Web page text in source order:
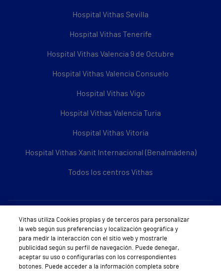
Hospital Vithas Sevilla
Hospital Vithas Tenerife
Hospital Vithas Valencia 9 de Octubre
Hospital Vithas Valencia Consuelo
Hospital Vithas Vigo
Hospital Vithas Valencia Turia
Hospital Vithas Vitoria
Hospital Vithas Xanit Internacional (Benalmádena)
Todos los centros Vithas
Sobre Vithas
Quiénes somos
Trabajar en Vithas
Vithas utiliza Cookies propias y de terceros para personalizar
la web según sus preferencias y localización geográfica y
para medir la interacción con el sitio web y mostrarle
publicidad según su perfil de navegación. Puede denegar,
aceptar su uso o configurarlas con los correspondientes
botones. Puede acceder a la información completa sobre